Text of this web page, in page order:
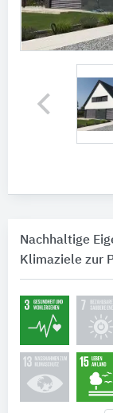
Nachhaltige
Klimaziele zur